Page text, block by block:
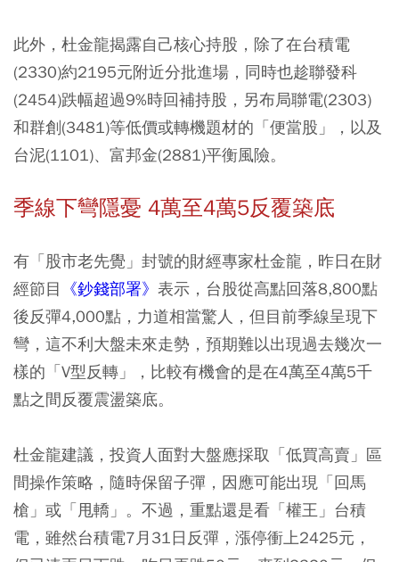
此外，杜金龍揭露自己核心持股，除了在台積電
(2330)約2195元附近分批進場，同時也趁聯發科
(2454)跌幅超過9%時回補持股，另布局聯電(2303)
和群創(3481)等低價或轉機題材的「便當股」，以及
台泥(1101)、富邦金(2881)平衡風險。
季線下彎隱憂 4萬至4萬5反覆築底
有「股市老先覺」封號的財經專家杜金龍，昨日在財
經節目 《鈔錢部署》 表示，台股從高點回落8,800點
後反彈4,000點，力道相當驚人，但目前季線呈現下
彎，這不利大盤未來走勢，預期難以出現過去幾次一
樣的「V型反轉」，比較有機會的是在4萬至4萬5千
點之間反覆震盪築底。
杜金龍建議，投資人面對大盤應採取「低買高賣」區
間操作策略，隨時保留子彈，因應可能出現「回馬
槍」或「甩轎」。不過，重點還是看「權王」台積
電，雖然台積電7月31日反彈，漲停衝上2425元，